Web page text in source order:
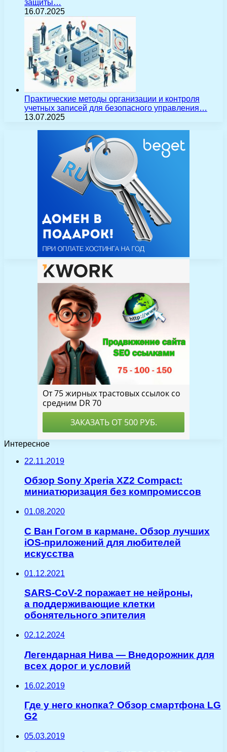
защиты…
16.07.2025
Практические методы организации и контроля
учетных записей для безопасного управления…
13.07.2025
Интересное
22.11.2019
Обзор Sony Xperia XZ2 Compact:
миниатюризация без компромиссов
01.08.2020
С Ван Гогом в кармане. Обзор лучших
iOS-приложений для любителей
искусства
01.12.2021
SARS-CoV-2 поражает не нейроны,
а поддерживающие клетки
обонятельного эпителия
02.12.2024
Легендарная Нива — Внедорожник для
всех дорог и условий
16.02.2019
Где у него кнопка? Обзор смартфона LG
G2
05.03.2019